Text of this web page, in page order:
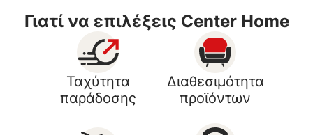
Γιατί να επιλέξεις Center Home
Ταχύτητα
παράδοσης
Διαθεσιμότητα
προϊόντων